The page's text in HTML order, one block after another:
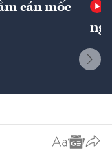
cán mốc